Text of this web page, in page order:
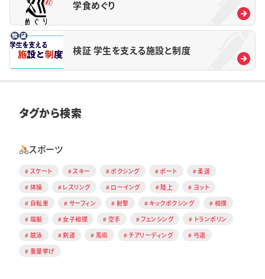
学食めぐり
検証 学生を支える施設と制度
タグから検索
スポーツ
スケート スキー ボクシング ボート
柔道
体操
レスリング ローイング 陸上
ヨット
自転車
サーフィン 射撃 キックボクシング
相撲
端艇
女子相撲 空手 フェンシング
トランポリン
競泳
剣道 馬術 チアリーディング
弓道
重量挙げ